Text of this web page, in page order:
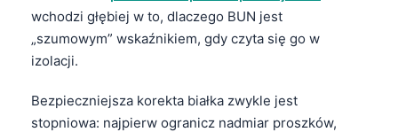
wchodzi głębiej w to, dlaczego BUN jest
„szumowym” wskaźnikiem, gdy czyta się go w
izolacji.
Bezpieczniejsza korekta białka zwykle jest
stopniowa: najpierw ogranicz nadmiar proszków,